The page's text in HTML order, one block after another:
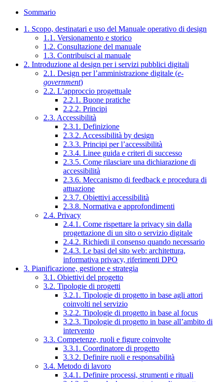
Sommario
1. Scopo, destinatari e uso del Manuale operativo di design
1.1. Versionamento e storico
1.2. Consultazione del manuale
1.3. Contribuisci al manuale
2. Introduzione al design per i servizi pubblici digitali
2.1. Design per l’amministrazione digitale (e-
government)
2.2. L’approccio progettuale
2.2.1. Buone pratiche
2.2.2. Principi
2.3. Accessibilità
2.3.1. Definizione
2.3.2. Accessibilità by design
2.3.3. Principi per l’accessibilità
2.3.4. Linee guida e criteri di successo
2.3.5. Come rilasciare una dichiarazione di
accessibilità
2.3.6. Meccanismo di feedback e procedura di
attuazione
2.3.7. Obiettivi accessibilità
2.3.8. Normativa e approfondimenti
2.4. Privacy
2.4.1. Come rispettare la privacy sin dalla
progettazione di un sito o servizio digitale
2.4.2. Richiedi il consenso quando necessario
2.4.3. Le basi del sito web: architettura,
informativa privacy, riferimenti DPO
3. Pianificazione, gestione e strategia
3.1. Obiettivi del progetto
3.2. Tipologie di progetti
3.2.1. Tipologie di progetto in base agli attori
coinvolti nel servizio
3.2.2. Tipologie di progetto in base al focus
3.2.3. Tipologie di progetto in base all’ambito di
intervento
3.3. Competenze, ruoli e figure coinvolte
3.3.1. Coordinatore di progetto
3.3.2. Definire ruoli e responsabilità
3.4. Metodo di lavoro
3.4.1. Definire processi, strumenti e rituali